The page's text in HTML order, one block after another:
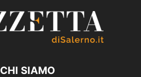
CHI SIAMO